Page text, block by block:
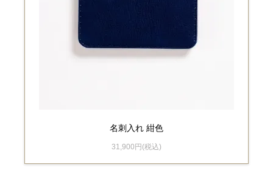
名刺入れ 紺色
31,900円(税込)